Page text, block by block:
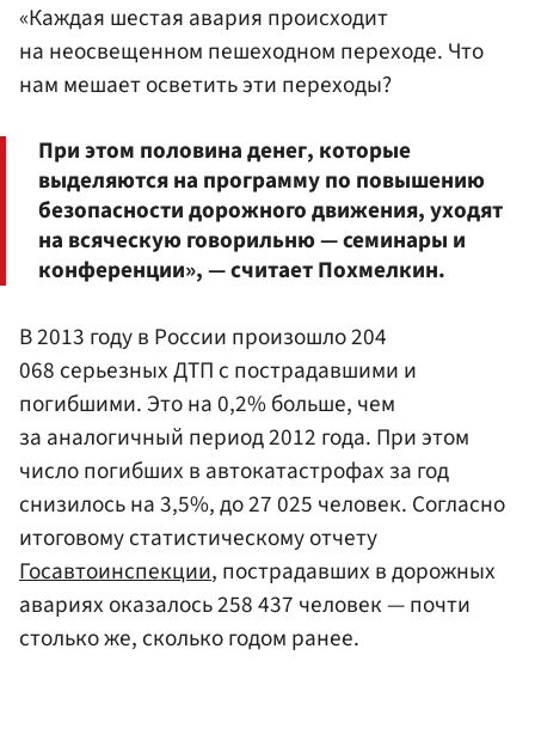
«Каждая шестая авария происходит
на неосвещенном пешеходном переходе. Что
нам мешает осветить эти переходы?
При этом половина денег, которые
выделяются на программу по повышению
безопасности дорожного движения, уходят
на всяческую говорильню — семинары и
конференции», — считает Похмелкин.
В 2013 году в России произошло 204
068 серьезных ДТП с пострадавшими и
погибшими. Это на 0,2% больше, чем
за аналогичный период 2012 года. При этом
число погибших в автокатастрофах за год
снизилось на 3,5%, до 27 025 человек. Согласно
итоговому статистическому отчету
Госавтоинспекции, пострадавших в дорожных
авариях оказалось 258 437 человек — почти
столько же, сколько годом ранее.